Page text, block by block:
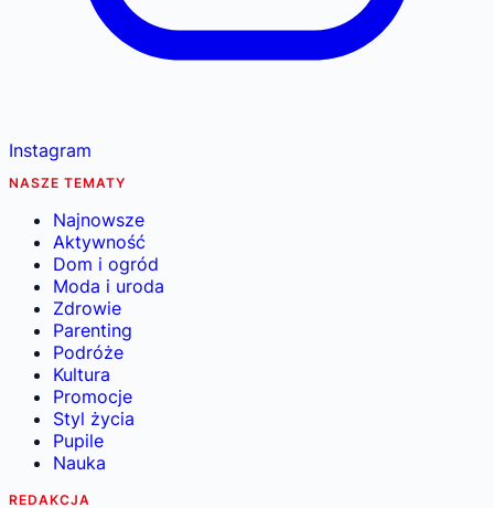
Instagram
NASZE TEMATY
Najnowsze
Aktywność
Dom i ogród
Moda i uroda
Zdrowie
Parenting
Podróże
Kultura
Promocje
Styl życia
Pupile
Nauka
REDAKCJA